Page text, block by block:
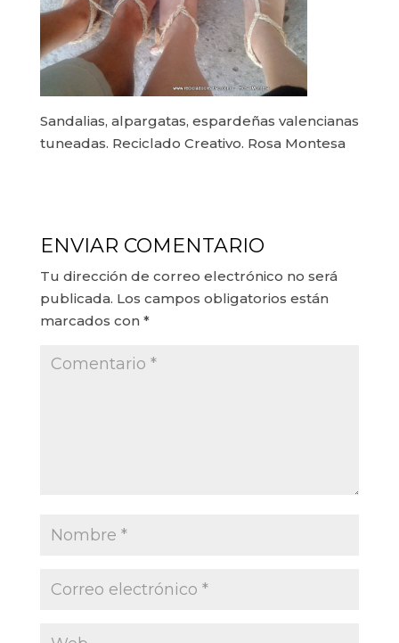
Sandalias, alpargatas, espardeñas valencianas
tuneadas. Reciclado Creativo. Rosa Montesa
ENVIAR COMENTARIO
Tu dirección de correo electrónico no será
publicada. Los campos obligatorios están
marcados con *